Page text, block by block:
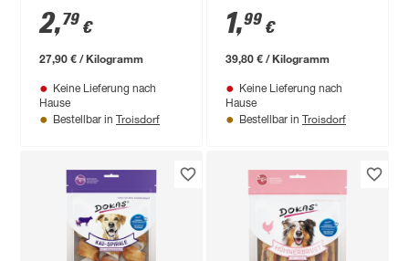
100 g
2,79 €
27,90 € / Kilogramm
Keine Lieferung nach
Hause
Bestellbar in Troisdorf
1,99 €
39,80 € / Kilogramm
Keine Lieferung nach
Hause
Bestellbar in Troisdorf